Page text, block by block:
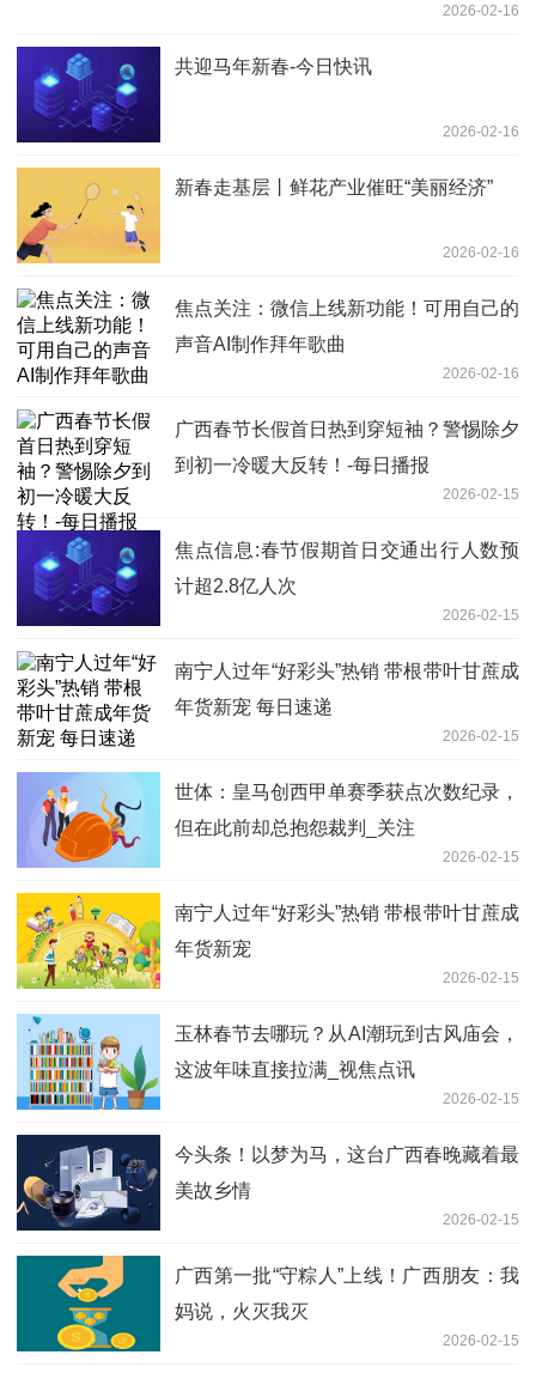
2026-02-16
共迎马年新春-今日快讯
2026-02-16
新春走基层丨鲜花产业催旺“美丽经济”
2026-02-16
焦点关注：微信上线新功能！可用自己的
声音AI制作拜年歌曲
2026-02-16
广西春节长假首日热到穿短袖？警惕除夕
到初一冷暖大反转！-每日播报
2026-02-15
焦点信息:春节假期首日交通出行人数预
计超2.8亿人次
2026-02-15
南宁人过年“好彩头”热销 带根带叶甘蔗成
年货新宠 每日速递
2026-02-15
世体：皇马创西甲单赛季获点次数纪录，
但在此前却总抱怨裁判_关注
2026-02-15
南宁人过年“好彩头”热销 带根带叶甘蔗成
年货新宠
2026-02-15
玉林春节去哪玩？从AI潮玩到古风庙会，
这波年味直接拉满_视焦点讯
2026-02-15
今头条！以梦为马，这台广西春晚藏着最
美故乡情
2026-02-15
广西第一批“守粽人”上线！广西朋友：我
妈说，火灭我灭
2026-02-15